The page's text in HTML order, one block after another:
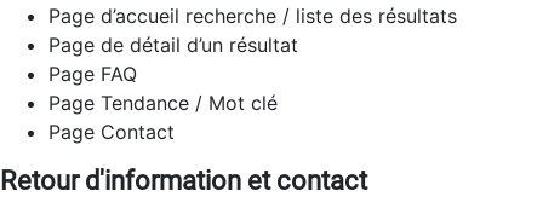
Page d’accueil recherche / liste des résultats
Page de détail d’un résultat
Page FAQ
Page Tendance / Mot clé
Page Contact
Retour d'information et contact